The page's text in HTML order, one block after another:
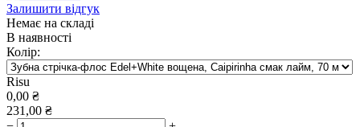
Залишити відгук
Немає на складі
В наявності
Колір:
Risu
0,00 ₴
231,00 ₴